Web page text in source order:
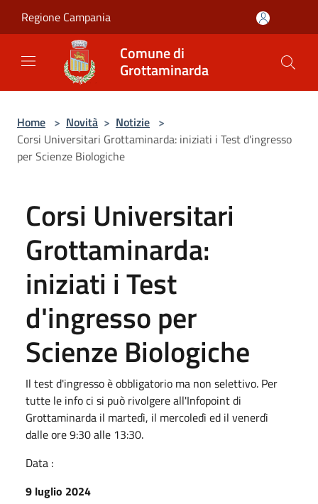
Regione Campania
Comune di
Grottaminarda
Home > Novità > Notizie >
Corsi Universitari Grottaminarda: iniziati i Test d'ingresso
per Scienze Biologiche
Corsi Universitari
Grottaminarda:
iniziati i Test
d'ingresso per
Scienze Biologiche
Il test d'ingresso è obbligatorio ma non selettivo. Per
tutte le info ci si può rivolgere all'Infopoint di
Grottaminarda il martedì, il mercoledì ed il venerdì
dalle ore 9:30 alle 13:30.
Data :
9 luglio 2024